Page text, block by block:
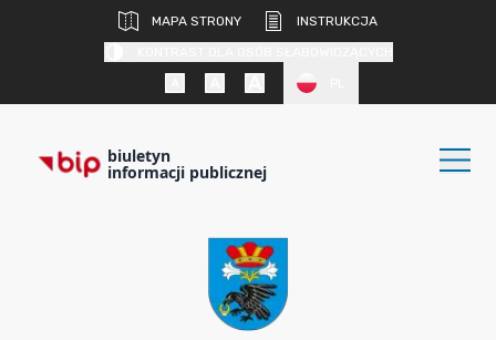
MAPA STRONY
INSTRUKCJA
biuletyn
informacji publicznej